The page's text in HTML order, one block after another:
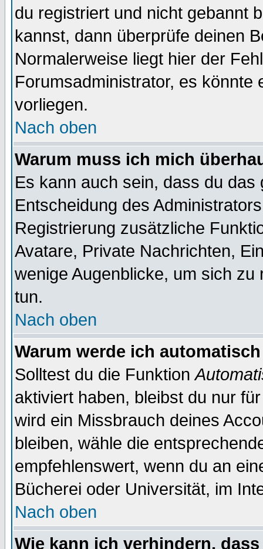
du registriert und nicht gebannt
kannst, dann überprüfe deinen
Normalerweise liegt hier der
Forumsadministrator, es könnte
vorliegen.
Nach oben
Warum muss ich mich
Es kann auch sein, dass du
Entscheidung des
Registrierung zusätzliche
Avatare, Private Nachrichten,
wenige Augenblicke, um sich
tun.
Nach oben
Warum werde ich
Solltest du die Funktion
aktiviert haben, bleibst du nur
wird ein Missbrauch deines
bleiben, wähle die
empfehlenswert, wenn du an
Bücherei oder Universität, im
Nach oben
Wie kann ich verhindern,